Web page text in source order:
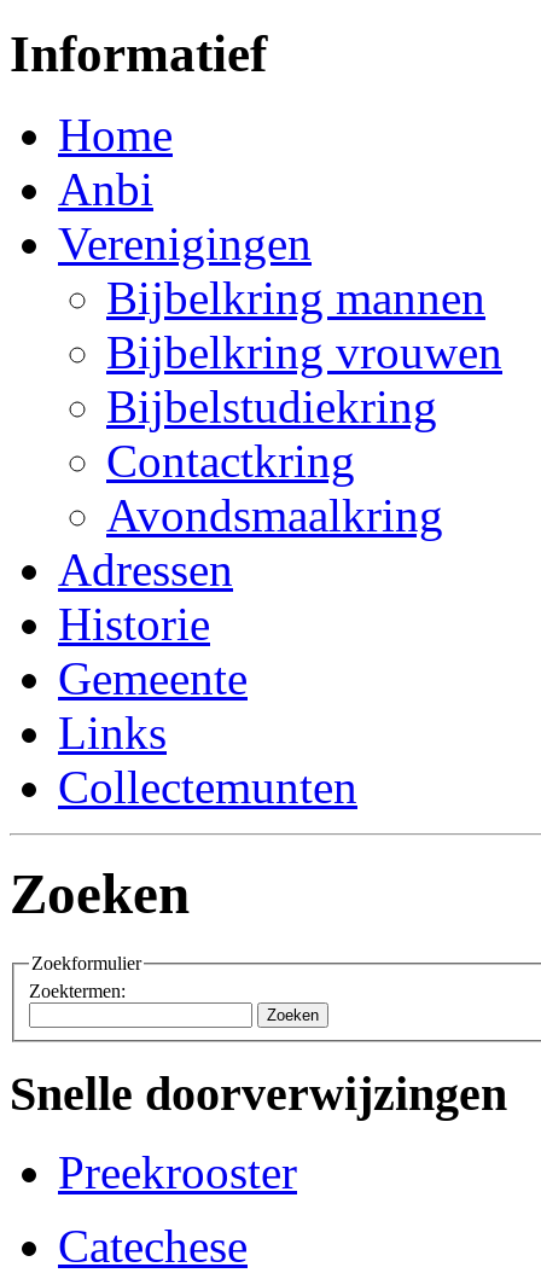
Informatief
Home
Anbi
Verenigingen
Bijbelkring mannen
Bijbelkring vrouwen
Bijbelstudiekring
Contactkring
Avondsmaalkring
Adressen
Historie
Gemeente
Links
Collectemunten
Zoeken
Zoekformulier
Zoektermen:
Zoeken
Snelle doorverwijzingen
Preekrooster
Catechese